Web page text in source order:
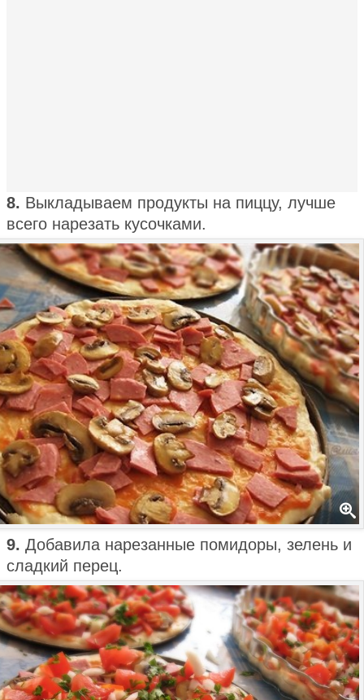
8. Выкладываем продукты на пиццу, лучше
всего нарезать кусочками.
9. Добавила нарезанные помидоры, зелень и
сладкий перец.